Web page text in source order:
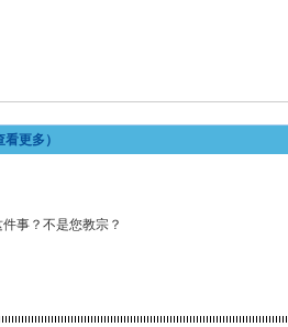
更多）
事？不是您教宗？